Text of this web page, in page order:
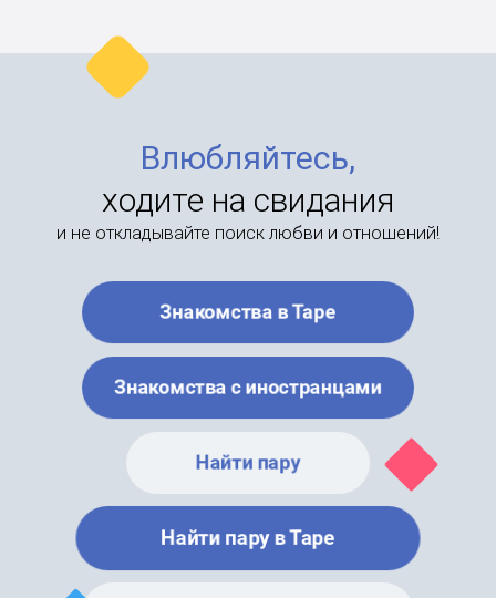
Влюбляйтесь,
ходите на свидания
и не откладывайте поиск любви и отношений!
Знакомства в Таре
Знакомства с иностранцами
Найти пару
Найти пару в Таре